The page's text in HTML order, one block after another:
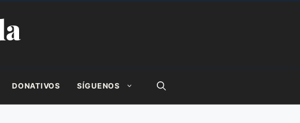
DONATIVOS SÍGUENOS